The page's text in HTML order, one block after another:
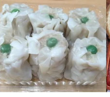
しました
明日は１２時から #パソコ
ン教室 #鶴見区 ...
15 0